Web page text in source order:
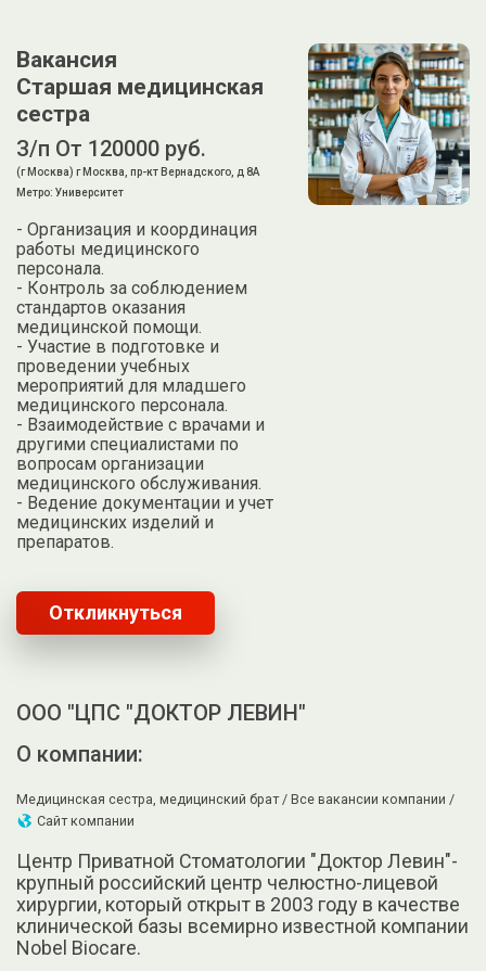
Вакансия
Старшая медицинская
сестра
З/п От 120000 руб.
(г Москва) г Москва, пр-кт Вернадского, д 8А
Метро: Университет
- Организация и координация
работы медицинского
персонала.
- Контроль за соблюдением
стандартов оказания
медицинской помощи.
- Участие в подготовке и
проведении учебных
мероприятий для младшего
медицинского персонала.
- Взаимодействие с врачами и
другими специалистами по
вопросам организации
медицинского обслуживания.
- Ведение документации и учет
медицинских изделий и
препаратов.
Откликнуться
ООО "ЦПС "ДОКТОР ЛЕВИН"
О компании:
Медицинская сестра, медицинский брат / Все вакансии компании /
Сайт компании
Центр Приватной Стоматологии "Доктор Левин"-
крупный российский центр челюстно-лицевой
хирургии, который открыт в 2003 году в качестве
клинической базы всемирно известной компании
Nobel Biocare.